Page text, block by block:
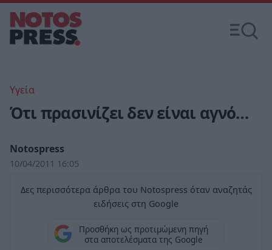
Υγεία
Ότι πρασινίζει δεν είναι αγνό…
Notospress
10/04/2011 16:05
Δες περισσότερα άρθρα του Notospress όταν αναζητάς
ειδήσεις στη Google
Προσθήκη ως προτιμώμενη πηγή
στα αποτελέσματα της Google